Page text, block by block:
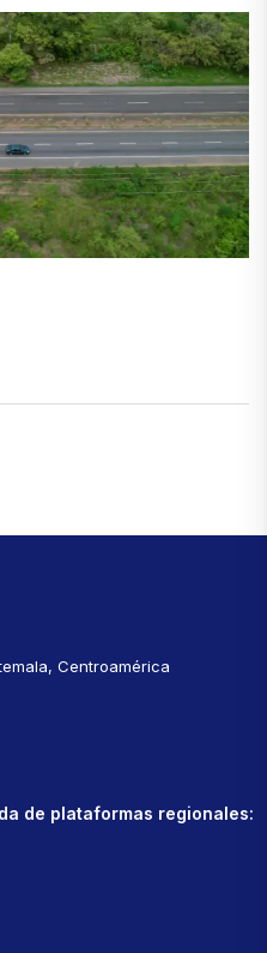
Centroamérica
de plataformas regionales: